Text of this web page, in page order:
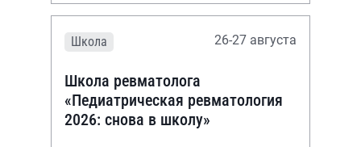
Школа 26-27 августа
Школа ревматолога
«Педиатрическая ревматология
2026: снова в школу»